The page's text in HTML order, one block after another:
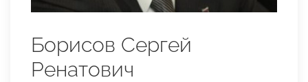
Борисов Сергей
Ренатович